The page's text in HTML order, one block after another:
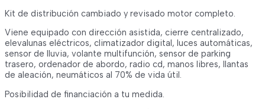
Kit de distribución cambiado y revisado motor completo.
Viene equipado con dirección asistida, cierre centralizado,
elevalunas eléctricos, climatizador digital, luces automáticas,
sensor de lluvia, volante multifunción, sensor de parking
trasero, ordenador de abordo, radio cd, manos libres, llantas
de aleación, neumáticos al 70% de vida útil.
Posibilidad de financiación a tu medida.